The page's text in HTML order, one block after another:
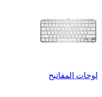
لوحات المفاتيح